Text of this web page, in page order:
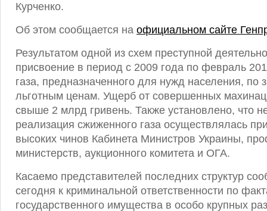
Курченко.
Об этом сообщается на официальном сайте
Результатом одной из схем преступной
присвоение в период с 2009 года по февраль
газа, предназначенного для нужд населения, по
льготным ценам. Ущерб от совершенных
свыше 2 млрд гривень. Также установлено, что
реализация сжиженного газа осуществлялась
высоких чинов Кабинета Министров Украины,
министерств, аукционного комитета и ОГА.
Касаемо представителей последних структур
сегодня к криминальной ответственности по
государственного имущества в особо крупных